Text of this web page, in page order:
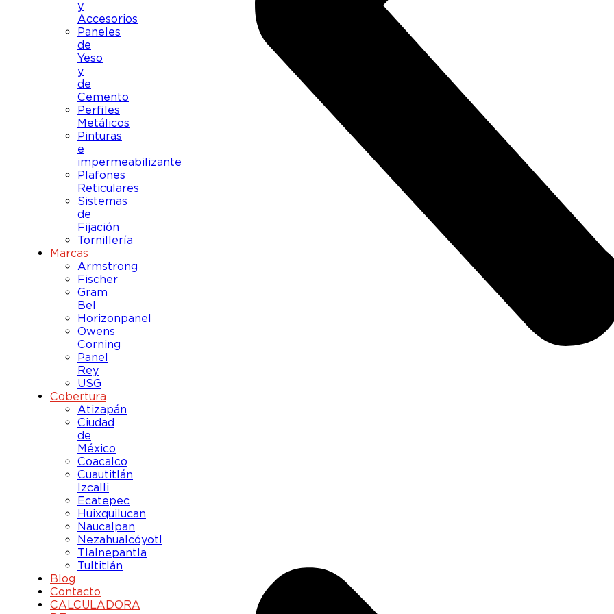
y
Accesorios
Paneles
de
Yeso
y
de
Cemento
Perfiles
Metálicos
Pinturas
e
impermeabilizante
Plafones
Reticulares
Sistemas
de
Fijación
Tornillería
Marcas
Armstrong
Fischer
Gram
Bel
Horizonpanel
Owens
Corning
Panel
Rey
USG
Cobertura
Atizapán
Ciudad
de
México
Coacalco
Cuautitlán
Izcalli
Ecatepec
Huixquilucan
Naucalpan
Nezahualcóyotl
Tlalnepantla
Tultitlán
Blog
Contacto
CALCULADORA